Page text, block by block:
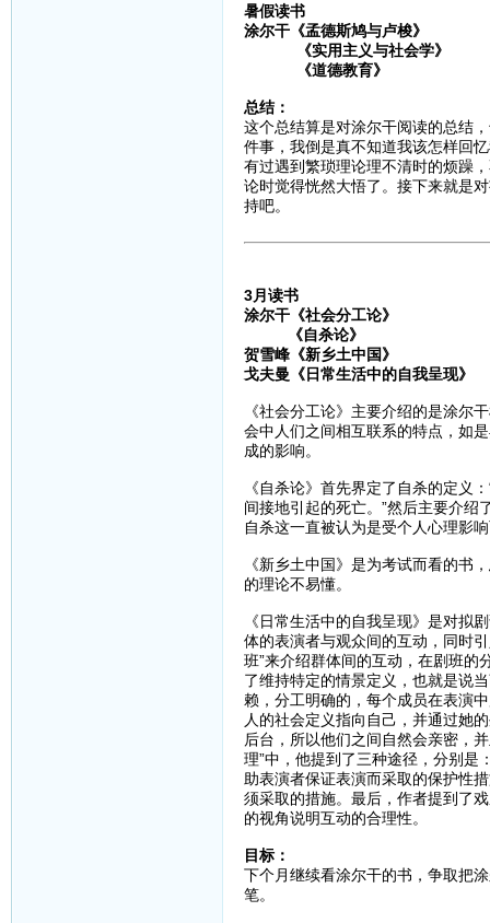
暑假读书
涂尔干《孟德斯鸠与卢梭》
《实用主义与社会学》
《道德教育》
总结：
这个总结算是对涂尔干阅读的总结
件事，我倒是真不知道我该怎样回
有过遇到繁琐理论理不清时的烦躁
论时觉得恍然大悟了。接下来就是
持吧。
3月读书
涂尔干《社会分工论》
《自杀论》
贺雪峰《新乡土中国》
戈夫曼《日常生活中的自我呈现》
《社会分工论》主要介绍的是涂尔
会中人们之间相互联系的特点，如
成的影响。
《自杀论》首先界定了自杀的定义
间接地引起的死亡。”然后主要介
自杀这一直被认为是受个人心理影
《新乡土中国》是为考试而看的书
的理论不易懂。
《日常生活中的自我呈现》是对拟
体的表演者与观众间的互动，同时
班”来介绍群体间的互动，在剧班的
了维持特定的情景定义，也就是说
赖，分工明确的，每个成员在表演
人的社会定义指向自己，并通过她
后台，所以他们之间自然会亲密，
理”中，他提到了三种途径，分别是
助表演者保证表演而采取的保护性
须采取的措施。最后，作者提到了
的视角说明互动的合理性。
目标：
下个月继续看涂尔干的书，争取把
笔。